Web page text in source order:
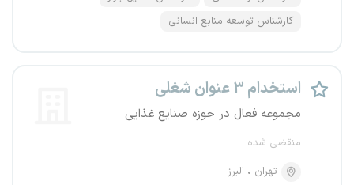
کارشناس توسعه منابع انسانی
استخدام ۳ عنوان شغلی
مجموعه فعال در حوزه صنایع غذایی
منقضی شده
تهران
البرز